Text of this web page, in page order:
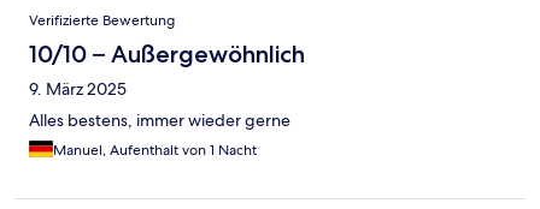
Verifizierte Bewertung
10/10 – Außergewöhnlich
9. März 2025
Alles bestens, immer wieder gerne
Manuel, Aufenthalt von 1 Nacht